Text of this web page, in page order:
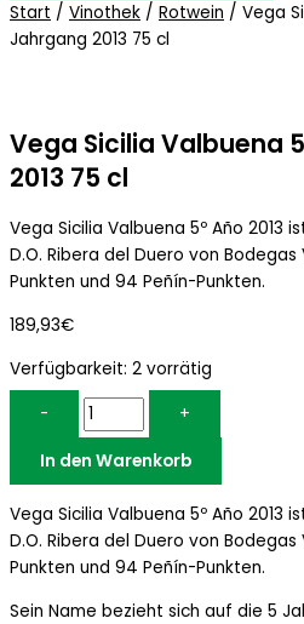
Start / Vinothek / Rotwein / Vega
Jahrgang 2013 75 cl
Vega Sicilia Valbuena
2013 75 cl
Vega Sicilia Valbuena 5º Año 2013
D.O. Ribera del Duero von
Punkten und 94 Peñín-Punkten.
189,93€
Verfügbarkeit: 2 vorrätig
-
+
In den Warenkorb
Vega Sicilia Valbuena 5º Año 2013
D.O. Ribera del Duero von
Punkten und 94 Peñín-Punkten.
Sein Name bezieht sich auf die 5